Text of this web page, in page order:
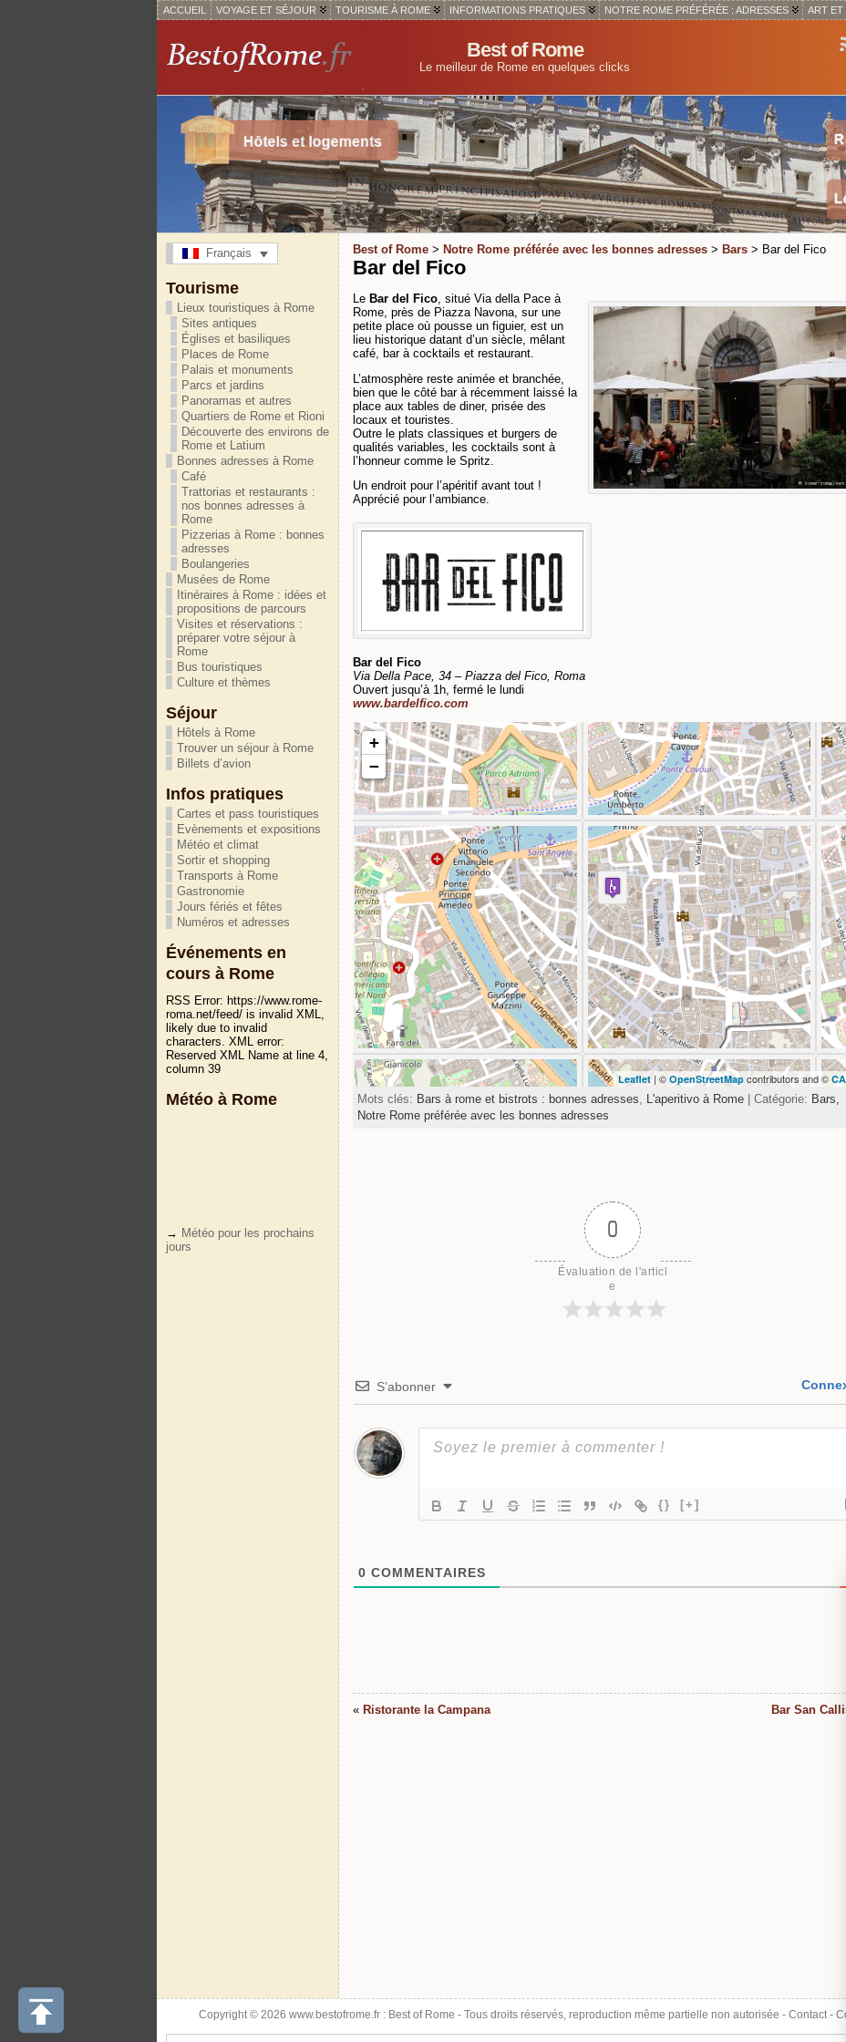
ACCUEIL VOYAGE ET SÉJOUR TOURISME À ROME INFORMATIONS PRATIQUES NOTRE ROME PRÉFÉRÉE : ADRESSES ART ET
Best of Rome
Le meilleur de Rome en quelques clicks
Français
Tourisme
Lieux touristiques à Rome
Sites antiques
Églises et basiliques
Places de Rome
Palais et monuments
Parcs et jardins
Panoramas et autres
Quartiers de Rome et Rioni
Découverte des environs de
Rome et Latium
Bonnes adresses à Rome
Café
Trattorias et restaurants :
nos bonnes adresses à
Rome
Pizzerias à Rome : bonnes
adresses
Boulangeries
Musées de Rome
Itinéraires à Rome : idées et
propositions de parcours
Visites et réservations :
préparer votre séjour à
Rome
Bus touristiques
Culture et thèmes
Séjour
Hôtels à Rome
Trouver un séjour à Rome
Billets d’avion
Infos pratiques
Cartes et pass touristiques
Evènements et expositions
Météo et climat
Sortir et shopping
Transports à Rome
Gastronomie
Jours fériés et fêtes
Numéros et adresses
Événements en
cours à Rome
RSS Error: https://www.rome-
roma.net/feed/ is invalid XML,
likely due to invalid
characters. XML error:
Reserved XML Name at line 4,
column 39
Météo à Rome
→ Météo pour les prochains
jours
Best of Rome > Notre Rome préférée avec les bonnes adresses > Bars > Bar del Fico
Bar del Fico
Le Bar del Fico , situé Via della Pace à
Rome, près de Piazza Navona, sur une
petite place où pousse un figuier, est un
lieu historique datant d’un siècle, mêlant
café, bar à cocktails et restaurant.
L’atmosphère reste animée et branchée,
bien que le côté bar à récemment laissé la
place aux tables de diner, prisée des
locaux et touristes.
Outre le plats classiques et burgers de
qualités variables, les cocktails sont à
l’honneur comme le Spritz.
Un endroit pour l’apéritif avant tout !
Apprécié pour l’ambiance.
Bar del Fico
Via Della Pace, 34 – Piazza del Fico, Roma
Ouvert jusqu’à 1h, fermé le lundi
www.bardelfico.com
Travelers' Map is loading...
If you see this after your page is loaded completely,
leafletJS files are missing.
+
−
Leaflet| © OpenStreetMap contributors and ©
Mots clés: Bars à rome et bistrots : bonnes adresses L'aperitivo à Rome | Catégorie: Bars,
Notre Rome préférée avec les bonnes adresses
0
Évaluation de l'articl
e
S’abonner
{} [+]
0 COMMENTAIRES
« Ristorante la Campana Bar San
Copyright © 2026 www.bestofrome.fr : Best of Rome - Tous droits réservés, reproduction même partielle non autorisée - Contact-